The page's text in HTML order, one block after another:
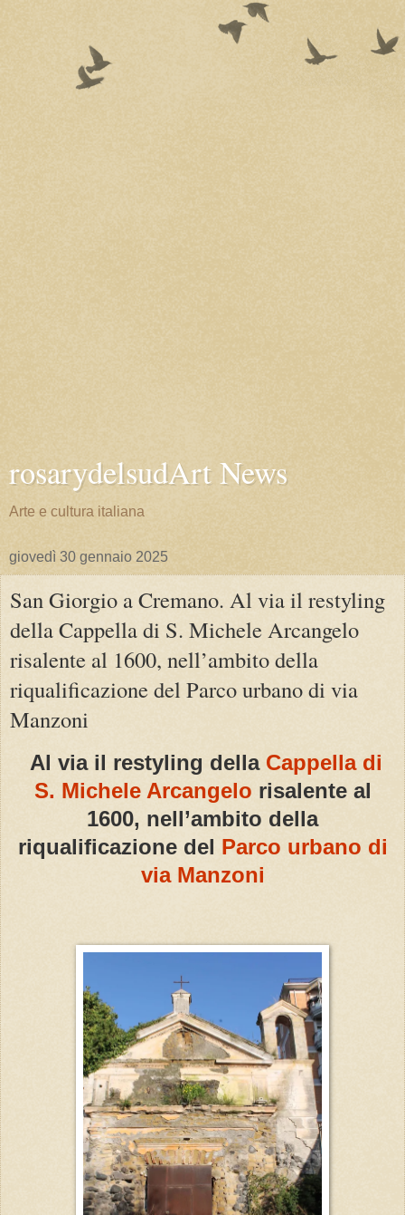
rosarydelsudArt News
Arte e cultura italiana
giovedì 30 gennaio 2025
San Giorgio a Cremano. Al via il restyling
della Cappella di S. Michele Arcangelo
risalente al 1600, nell’ambito della
riqualificazione del Parco urbano di via
Manzoni
Al via il restyling della Cappella di
S. Michele Arcangelo risalente al
1600, nell’ambito della
riqualificazione del Parco urbano di
via Manzoni